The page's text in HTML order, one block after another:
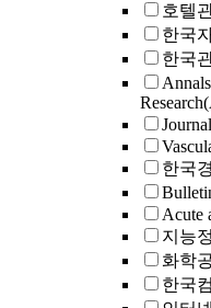
호텔
한국
한국
한국
Acute
지능
화학
한국